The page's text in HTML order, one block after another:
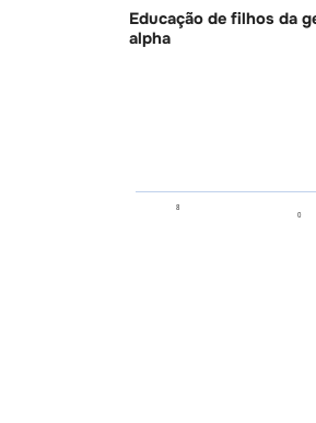
Educação de filhos da
alpha
0
8